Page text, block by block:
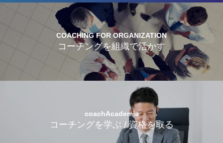
COACHING FOR ORGANIZATION
コーチングを組織で活かす
coachAcademia
コーチングを学ぶ / 資格を取る